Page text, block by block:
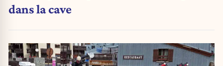
dans la cave